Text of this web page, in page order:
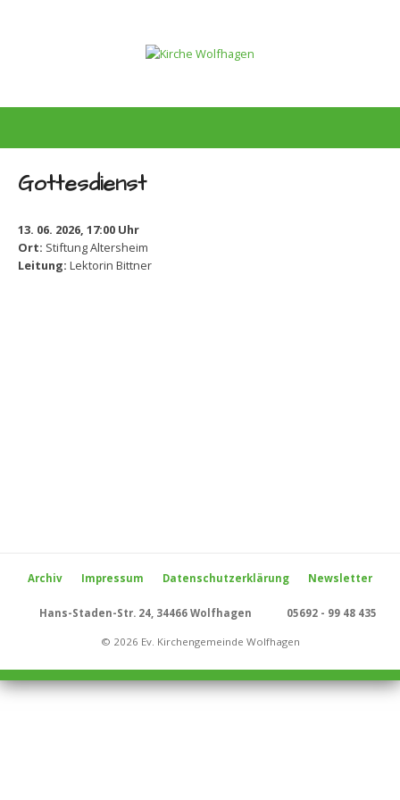
Gottesdienst
13. 06. 2026, 17:00 Uhr
Ort: Stiftung Altersheim
Leitung: Lektorin Bittner
Archiv Impressum Datenschutzerklärung Newsletter
Hans-Staden-Str. 24, 34466 Wolfhagen 05692 - 99 48 435
© 2026 Ev. Kirchengemeinde Wolfhagen